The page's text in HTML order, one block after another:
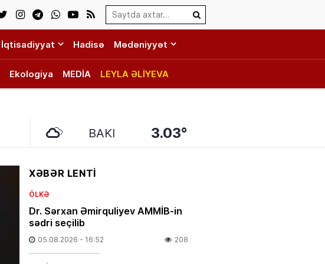
Search…
İqtisadiyyat Hadisə Mədəniyyət
Ekologiya MEDİA LEYLA ƏLİYEVA
BAKI 3.03°
XƏBƏR LENTİ
ÖLKƏ
Dr. Sərxan Əmirquliyev AMMİB-in
sədri seçilib
05.08.2026 - 16:52 208